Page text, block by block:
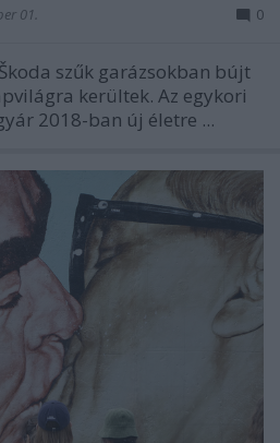
01. 0
szűk garázsokban bújt
kerültek. Az egykori
2018-ban új életre ...